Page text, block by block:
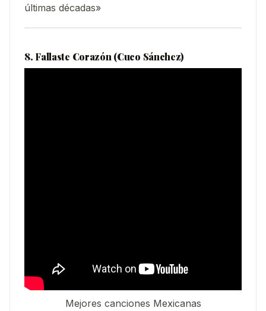
últimas décadas»
8. Fallaste Corazón (Cuco Sánchez)
Mejores canciones Mexicanas